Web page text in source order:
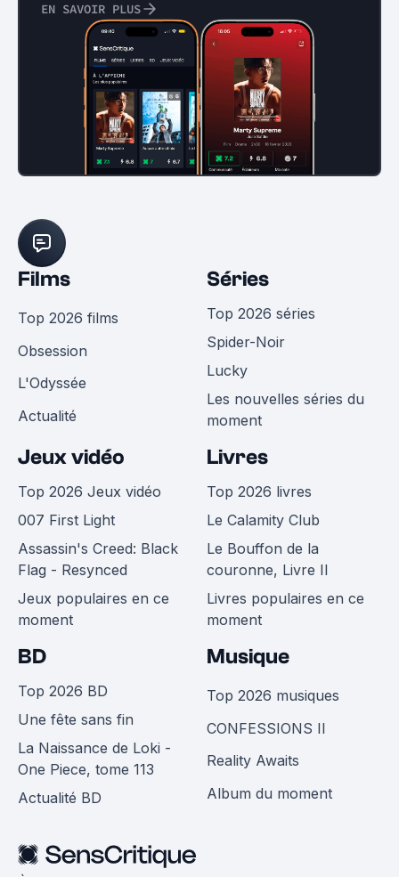
EN SAVOIR PLUS
Films
Top 2026 films
Obsession
L'Odyssée
Actualité
Séries
Top 2026 séries
Spider-Noir
Lucky
Les nouvelles séries du
moment
Jeux vidéo
Top 2026 Jeux vidéo
007 First Light
Assassin's Creed: Black
Flag - Resynced
Jeux populaires en ce
moment
Livres
Top 2026 livres
Le Calamity Club
Le Bouffon de la
couronne, Livre II
Livres populaires en ce
moment
BD
Top 2026 BD
Une fête sans fin
La Naissance de Loki -
One Piece, tome 113
Actualité BD
Musique
Top 2026 musiques
CONFESSIONS II
Reality Awaits
Album du moment